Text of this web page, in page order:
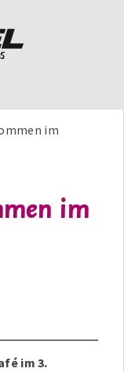
im
im
im 3.